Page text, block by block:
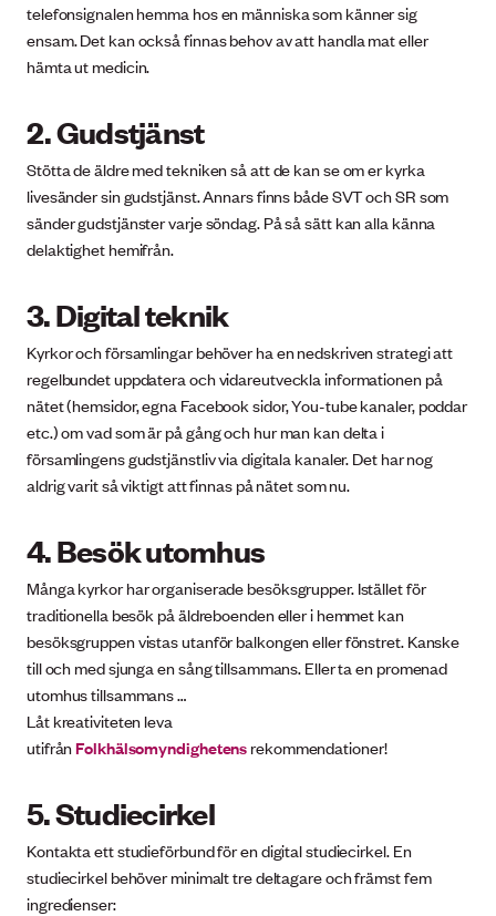
telefonsignalen hemma hos en människa som känner sig
ensam. Det kan också finnas behov av att handla mat eller
hämta ut medicin.
2. Gudstjänst
Stötta de äldre med tekniken så att de kan se om er kyrka
livesänder sin gudstjänst. Annars finns både SVT och SR som
sänder gudstjänster varje söndag. På så sätt kan alla känna
delaktighet hemifrån.
3. Digital teknik
Kyrkor och församlingar behöver ha en nedskriven strategi att
regelbundet uppdatera och vidareutveckla informationen på
nätet (hemsidor, egna Facebook sidor, You-tube kanaler, poddar
etc.) om vad som är på gång och hur man kan delta i
församlingens gudstjänstliv via digitala kanaler. Det har nog
aldrig varit så viktigt att finnas på nätet som nu.
4. Besök utomhus
Många kyrkor har organiserade besöksgrupper. Istället för
traditionella besök på äldreboenden eller i hemmet kan
besöksgruppen vistas utanför balkongen eller fönstret. Kanske
till och med sjunga en sång tillsammans. Eller ta en promenad
utomhus tillsammans …
Låt kreativiteten leva
utifrånFolkhälsomyndighetensrekommendationer!
5. Studiecirkel
Kontakta ett studieförbund för en digital studiecirkel. En
studiecirkel behöver minimalt tre deltagare och främst fem
ingredienser: